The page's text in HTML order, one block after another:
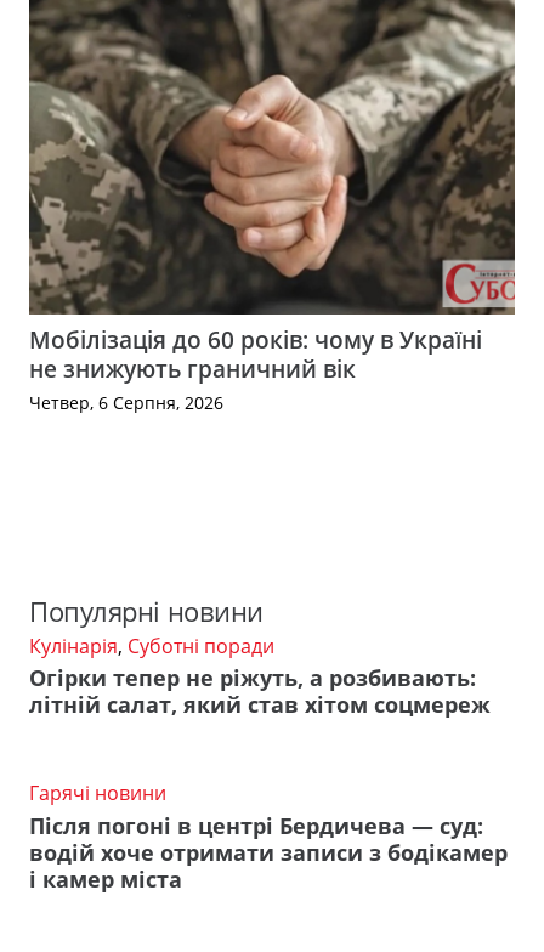
Мобілізація до 60 років: чому в Україні
не знижують граничний вік
Четвер, 6 Серпня, 2026
Популярні новини
Кулінарія, Суботні поради
Огірки тепер не ріжуть, а розбивають:
літній салат, який став хітом соцмереж
Гарячі новини
Після погоні в центрі Бердичева — суд:
водій хоче отримати записи з бодікамер
і камер міста